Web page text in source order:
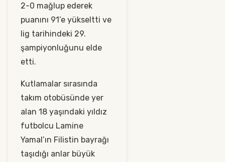
2-0 mağlup ederek
puanını 91’e yükseltti ve
lig tarihindeki 29.
şampiyonluğunu elde
etti.
Kutlamalar sırasında
takım otobüsünde yer
alan 18 yaşındaki yıldız
futbolcu Lamine
Yamal’ın Filistin bayrağı
taşıdığı anlar büyük